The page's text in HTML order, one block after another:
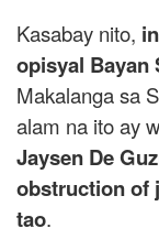
Kasabay nito,
opisyal Bayan
Makalanga sa
alam na ito ay
Jaysen De
obstruction of
tao.